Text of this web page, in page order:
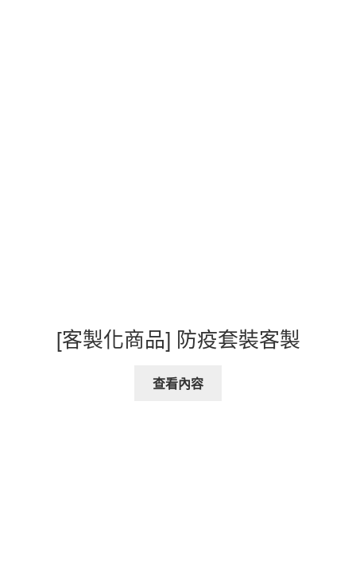
[客製化商品] 防疫套裝客製
查看內容